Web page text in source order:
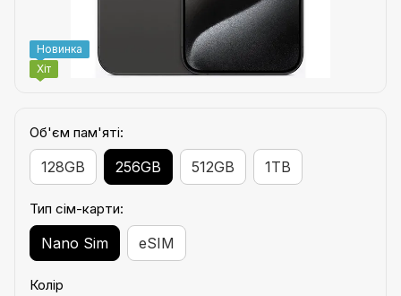
Новинка
Хіт
Об'єм пам'яті:
128GB 256GB 512GB 1TB
Тип сім-карти:
Nano Sim eSIM
Колір